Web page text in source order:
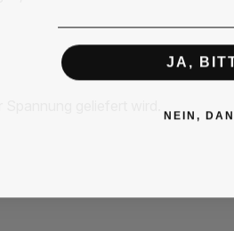
geliefert wird.
JA,
NEIN,